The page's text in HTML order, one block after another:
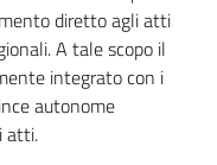
diretto agli atti
A tale scopo il
integrato con i
autonome
atti.